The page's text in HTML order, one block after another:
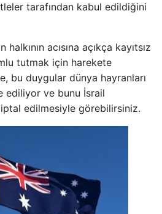
tarafından kabul edildiğini
acısına açıkça kayıtsız
tutmak için harekete
bu duygular dünya hayranları
ediliyor ve bunu İsrail
edilmesiyle görebilirsiniz.